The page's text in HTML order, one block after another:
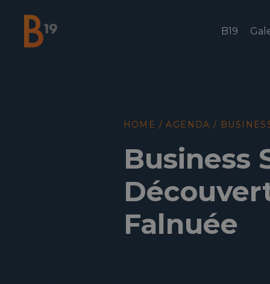
National Business Club & Networking
B19
HOME /AGENDA /
Business
Falnuée